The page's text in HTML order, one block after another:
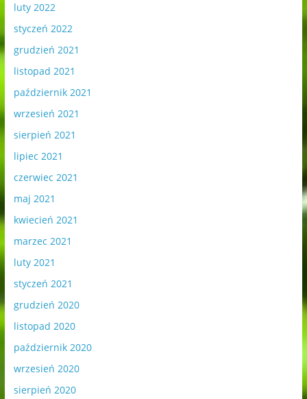
luty 2022
styczeń 2022
grudzień 2021
listopad 2021
październik 2021
wrzesień 2021
sierpień 2021
lipiec 2021
czerwiec 2021
maj 2021
kwiecień 2021
marzec 2021
luty 2021
styczeń 2021
grudzień 2020
listopad 2020
październik 2020
wrzesień 2020
sierpień 2020